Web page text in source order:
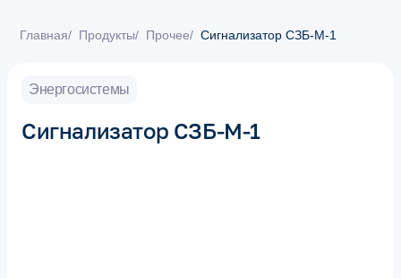
Главная/ Продукты/ Прочее/ Сигнализатор СЗБ-М-1
Энергосистемы
Сигнализатор СЗБ-М-1